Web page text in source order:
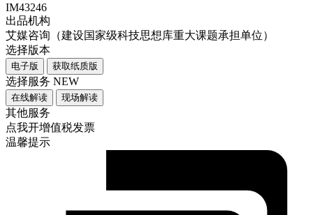
IM43246
出品机构
艾媒咨询（建设国家级科技思想库重大课题承担单位）
选择版本
电子版 获取纸质版
选择服务 NEW
在线解读 现场解读
其他服务
点我开增值税发票
温馨提示